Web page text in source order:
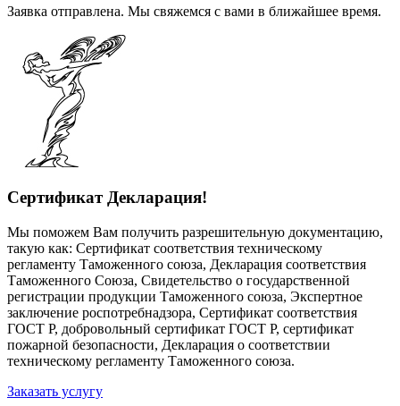
Заявка отправлена. Мы свяжемся с вами в ближайшее время.
Сертификат Декларация!
Мы поможем Вам получить разрешительную документацию,
такую как: Сертификат соответствия техническому
регламенту Таможенного союза, Декларация соответствия
Таможенного Союза, Свидетельство о государственной
регистрации продукции Таможенного союза, Экспертное
заключение роспотребнадзора, Сертификат соответствия
ГОСТ Р, добровольный сертификат ГОСТ Р, сертификат
пожарной безопасности, Декларация о соответствии
техническому регламенту Таможенного союза.
Заказать услугу